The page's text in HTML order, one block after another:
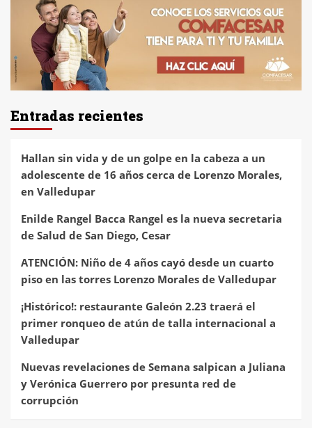
Entradas recientes
Hallan sin vida y de un golpe en la cabeza a un
adolescente de 16 años cerca de Lorenzo Morales,
en Valledupar
Enilde Rangel Bacca Rangel es la nueva secretaria
de Salud de San Diego, Cesar
ATENCIÓN: Niño de 4 años cayó desde un cuarto
piso en las torres Lorenzo Morales de Valledupar
¡Histórico!: restaurante Galeón 2.23 traerá el
primer ronqueo de atún de talla internacional a
Valledupar
Nuevas revelaciones de Semana salpican a Juliana
y Verónica Guerrero por presunta red de
corrupción